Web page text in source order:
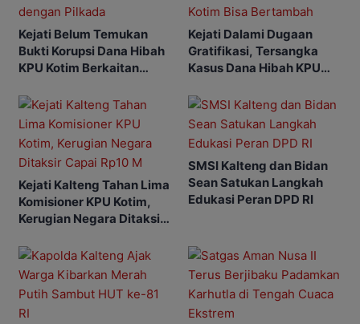
Kejati Belum Temukan
Bukti Korupsi Dana Hibah
KPU Kotim Berkaitan
Kejati Dalami Dugaan
Gratifikasi, Tersangka
Kasus Dana Hibah KPU
Kejati Kalteng Tahan Lima
Komisioner KPU Kotim,
Kerugian Negara Ditaksir
SMSI Kalteng dan Bidan
Sean Satukan Langkah
Edukasi Peran DPD RI